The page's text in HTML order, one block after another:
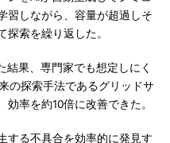
習しながら、容量が超過しそ
探索を繰り返した。
果、専門家でも想定しにく
の探索手法であるグリッドサ
率を約10倍に改善できた。
る不具合を効率的に発見す